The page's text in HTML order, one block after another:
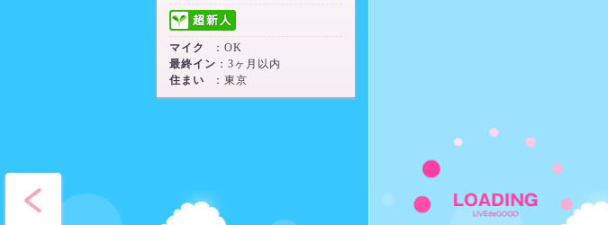
マイク
：OK
最終イン ：3ヶ月以内
住まい
：東京